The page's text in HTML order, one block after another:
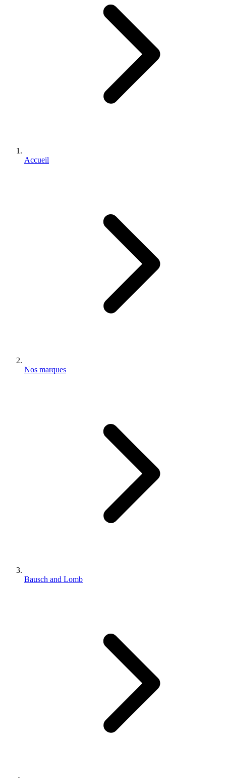
Accueil
Nos marques
Bausch and Lomb